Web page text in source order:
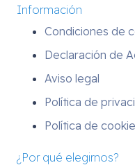
Información
Condiciones de
Declaración de
Aviso legal
Política de
Política de
¿Por qué elegirnos?